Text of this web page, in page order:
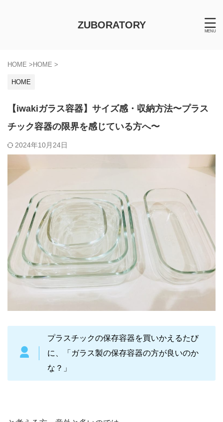
ZUBORATORY
HOME > HOME >
HOME
【iwakiガラス容器】サイズ感・収納方法〜プラス
チック容器の限界を感じている方へ〜
2024年10月24日
プラスチックの保存容器を買いかえるたび
に、「ガラス製の保存容器の方が良いのか
な？」